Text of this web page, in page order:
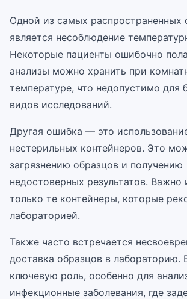
Одной из самых распространенных
является несоблюдение
Некоторые пациенты ошибочно
анализы можно хранить при
температуре, что недопустимо для
видов исследований.
Другая ошибка — это
нестерильных контейнеров. Это
загрязнению образцов и получению
недостоверных результатов. Важно
только те контейнеры, которые
лабораторией.
Также часто встречается
доставка образцов в лабораторию.
ключевую роль, особенно для
инфекционные заболевания, где